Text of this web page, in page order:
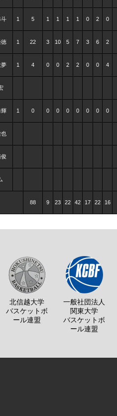
1 5 1 1 1 1 0 2 0
徳 1 22 3 10 5 7 3 6 2
1 4 0 0 2 2 0 0 4
1 0 0 0 0 0 0 0 0
也
88 9 23 22 42 17 22 16
北信越大学
バスケットボ
ール連盟
一般社団法人
関東大学
バスケットボ
ール連盟